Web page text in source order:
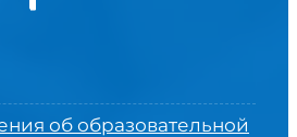
об образовательной